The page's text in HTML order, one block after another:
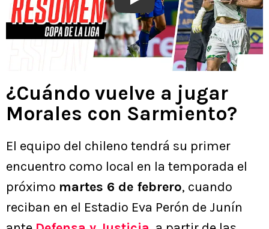
Play
¿Cuándo vuelve a jugar
Morales con Sarmiento?
El equipo del chileno tendrá su primer
encuentro como local en la temporada el
próximo martes 6 de febrero, cuando
reciban en el Estadio Eva Perón de Junín